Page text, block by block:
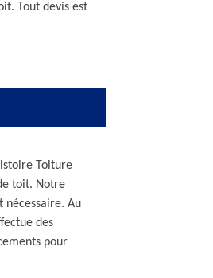
Tout devis est
Toiture
toit. Notre
Au
des
pour